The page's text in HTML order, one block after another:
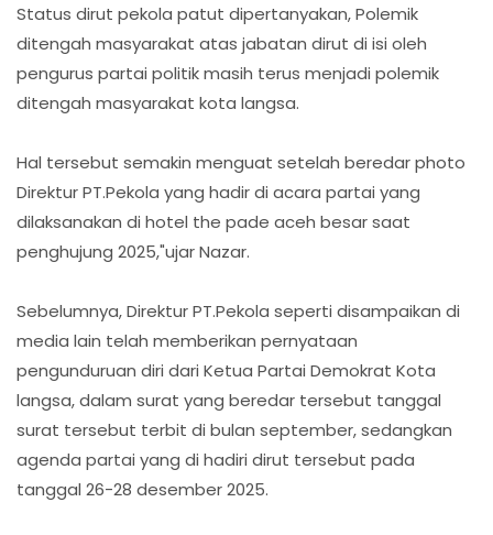
Status dirut pekola patut dipertanyakan, Polemik
ditengah masyarakat atas jabatan dirut di isi oleh
pengurus partai politik masih terus menjadi polemik
ditengah masyarakat kota langsa.
‎Hal tersebut semakin menguat setelah beredar photo
Direktur PT.Pekola yang hadir di acara partai yang
dilaksanakan di hotel the pade aceh besar saat
penghujung 2025,"ujar Nazar.
‎Sebelumnya, Direktur PT.Pekola seperti disampaikan di
media lain telah memberikan pernyataan
pengunduruan diri dari Ketua Partai Demokrat Kota
langsa, dalam surat yang beredar tersebut tanggal
surat tersebut terbit di bulan september, sedangkan
agenda partai yang di hadiri dirut tersebut pada
tanggal 26-28 desember 2025.